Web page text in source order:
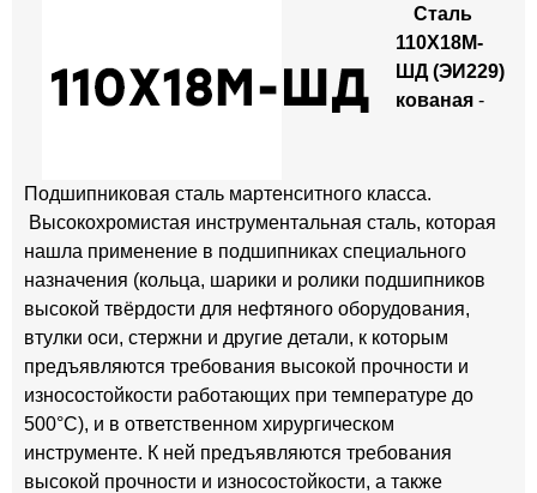
Сталь
110Х18М-
ШД (ЭИ229)
кованая -
Подшипниковая сталь мартенситного класса.
Высокохромистая инструментальная сталь, которая
нашла применение в подшипниках специального
назначения (кольца, шарики и ролики подшипников
высокой твёрдости для нефтяного оборудования,
втулки оси, стержни и другие детали, к которым
предъявляются требования высокой прочности и
износостойкости работающих при температуре до
500°С), и в ответственном хирургическом
инструменте. К ней предъявляются требования
высокой прочности и износостойкости, а также